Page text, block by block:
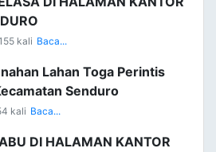
kali Baca...
Lahan Toga Perintis
Senduro
kali Baca...
DI HALAMAN KANTOR